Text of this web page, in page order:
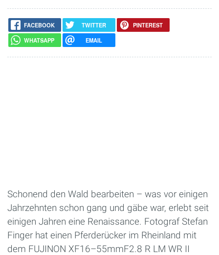
FACEBOOK TWITTER
PINTEREST
WHATSAPP
EMAIL
Schonend den Wald bearbeiten – was vor einigen
Jahrzehnten schon gang und gäbe war, erlebt seit
einigen Jahren eine Renaissance. Fotograf Stefan
Finger hat einen Pferderücker im Rheinland mit
dem FUJINON XF16–55mmF2.8 R LM WR II